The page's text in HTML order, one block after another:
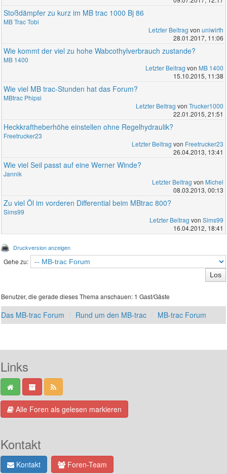
Stoßdämpfer zu kurz im MB trac 1000 Bj 86
MB Trac Tobi
Letzter Beitrag von uniwirth
28.01.2017, 11:06
Wie kommt der viel zu hohe Wabcothylverbrauch zustande?
MB 1400
Letzter Beitrag von MB 1400
15.10.2015, 11:38
Wie viel MB trac-Stunden hat das Forum?
MBtrac Phipsi
Letzter Beitrag von Trucker1000
22.01.2015, 21:51
Heckkraftheberhöhe einstellen ohne Regelhydraulik?
Freetrucker23
Letzter Beitrag von Freetrucker23
26.04.2013, 13:41
Wie viel Seil passt auf eine Werner Winde?
Jannik
Letzter Beitrag von Michel
08.03.2013, 00:13
Zu viel Öl im vorderen Differential beim MBtrac 800?
Sims99
Letzter Beitrag von Sims99
16.04.2012, 18:41
Druckversion anzeigen
Gehe zu:
Benutzer, die gerade dieses Thema anschauen: 1 Gast/Gäste
Das MB-trac Forum Rund um den MB-trac MB-trac Forum
Links
Alle Foren als gelesen markieren
Kontakt
Kontakt Foren-Team